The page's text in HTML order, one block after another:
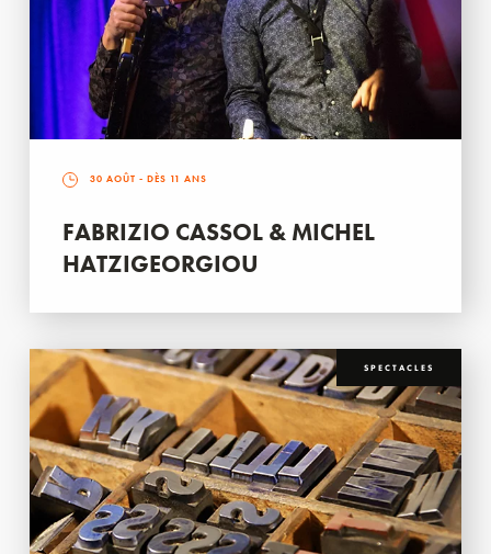
30 AOÛT - DÈS 11 ANS
FABRIZIO CASSOL & MICHEL
HATZIGEORGIOU
SPECTACLES